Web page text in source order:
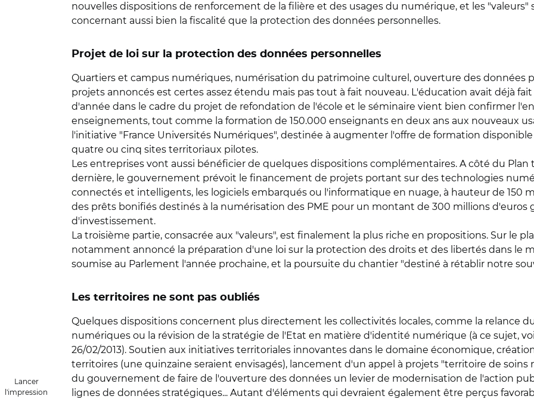
Lancer
l'impression
nouvelles dispositions de renforcement de la filière et des usages du numérique, et les
concernant aussi bien la fiscalité que la protection des données personnelles.
Projet de loi sur la protection des données personnelles
Quartiers et campus numériques, numérisation du patrimoine culturel, ouverture des données
projets annoncés est certes assez étendu mais pas tout à fait nouveau. L'éducation avait déjà
d'année dans le cadre du projet de refondation de l'école et le séminaire vient bien confirmer
enseignements, tout comme la formation de 150.000 enseignants en deux ans aux nouveaux
l'initiative "France Universités Numériques", destinée à augmenter l'offre de formation
quatre ou cinq sites territoriaux pilotes.
Les entreprises vont aussi bénéficier de quelques dispositions complémentaires. A côté du
dernière, le gouvernement prévoit le financement de projets portant sur des technologies
connectés et intelligents, les logiciels embarqués ou l'informatique en nuage, à hauteur de 150
des prêts bonifiés destinés à la numérisation des PME pour un montant de 300 millions d'euros
d'investissement.
La troisième partie, consacrée aux "valeurs", est finalement la plus riche en propositions. Sur le
notamment annoncé la préparation d'une loi sur la protection des droits et des libertés dans le
soumise au Parlement l'année prochaine, et la poursuite du chantier "destiné à rétablir notre
Les territoires ne sont pas oubliés
Quelques dispositions concernent plus directement les collectivités locales, comme la relance
numériques ou la révision de la stratégie de l'Etat en matière d'identité numérique (à ce sujet,
26/02/2013). Soutien aux initiatives territoriales innovantes dans le domaine économique,
territoires (une quinzaine seraient envisagés), lancement d'un appel à projets "territoire de
du gouvernement de faire de l'ouverture des données un levier de modernisation de l'action
lignes de données stratégiques... Autant d'éléments qui devraient également être perçus